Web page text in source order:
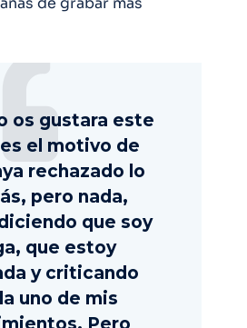
os gustara este
el motivo de
rechazado lo
pero nada,
que soy
que estoy
y criticando
uno de mis